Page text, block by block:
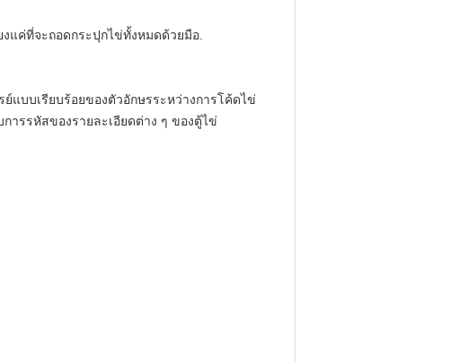
แค่ที่จะถอดกระปุกไข่ทั้งหมดด้วยมือ.
บบเรียบร้อยของตัวอักษรระหว่างการโค้ดไข่
ารรหัสของรายละเอียดต่าง ๆ ของตู้ไข่